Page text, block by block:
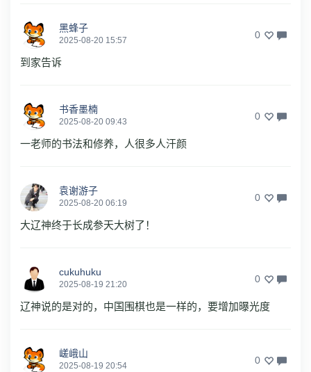
黑蜂子
2025-08-20 15:57 0
到家告诉
书香墨楠
2025-08-20 09:43 0
一老师的书法和修养，人很多人汗颜
袁谢游子
2025-08-20 06:19 0
大辽神终于长成参天大树了！
cukuhuku
2025-08-19 21:20 0
辽神说的是对的，中国围棋也是一样的，要增加曝光度
嵯峨山
2025-08-19 20:54 0